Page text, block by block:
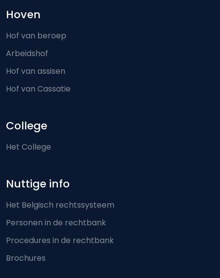
Hoven
Hof van beroep
Arbeidshof
Hof van assisen
Hof van Cassatie
College
Het College
Nuttige info
Het Belgisch rechtssysteem
Personen in de rechtbank
Procedures in de rechtbank
Brochures